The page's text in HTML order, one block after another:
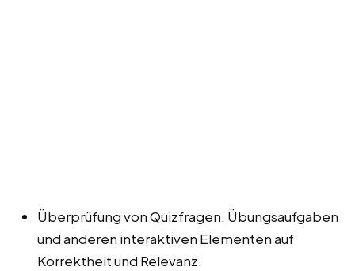
Überprüfung von Quizfragen, Übungsaufgaben
und anderen interaktiven Elementen auf
Korrektheit und Relevanz.